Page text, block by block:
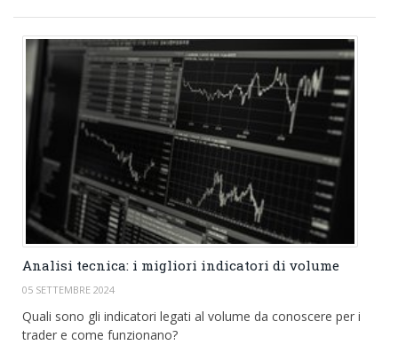
Analisi tecnica: i migliori indicatori di volume
05 SETTEMBRE 2024
Quali sono gli indicatori legati al volume da conoscere per i
trader e come funzionano?